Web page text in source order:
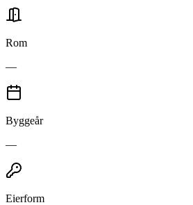
Rom
—
Byggeår
—
Eierform